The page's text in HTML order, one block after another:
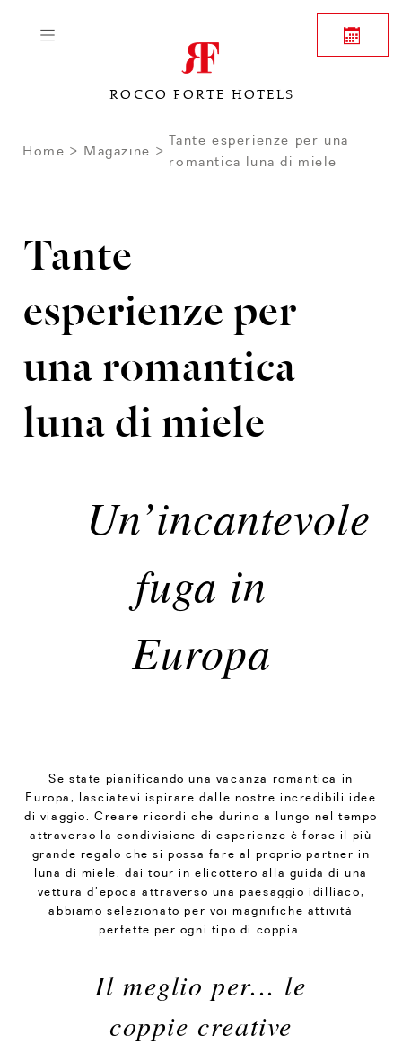
ROCCO FORTE HOTELS
Home Magazine
Tante esperienze per una
romantica luna di miele
Tante
esperienze per
una romantica
luna di miele
Un’incantevole
fuga in
Europa
Se state pianificando una vacanza romantica in
Europa, lasciatevi ispirare dalle nostre incredibili idee
di viaggio. Creare ricordi che durino a lungo nel tempo
attraverso la condivisione di esperienze è forse il più
grande regalo che si possa fare al proprio partner in
luna di miele: dai tour in elicottero alla guida di una
vettura d’epoca attraverso una paesaggio idilliaco,
abbiamo selezionato per voi magnifiche attività
perfette per ogni tipo di coppia.
Il meglio per... le
coppie creative